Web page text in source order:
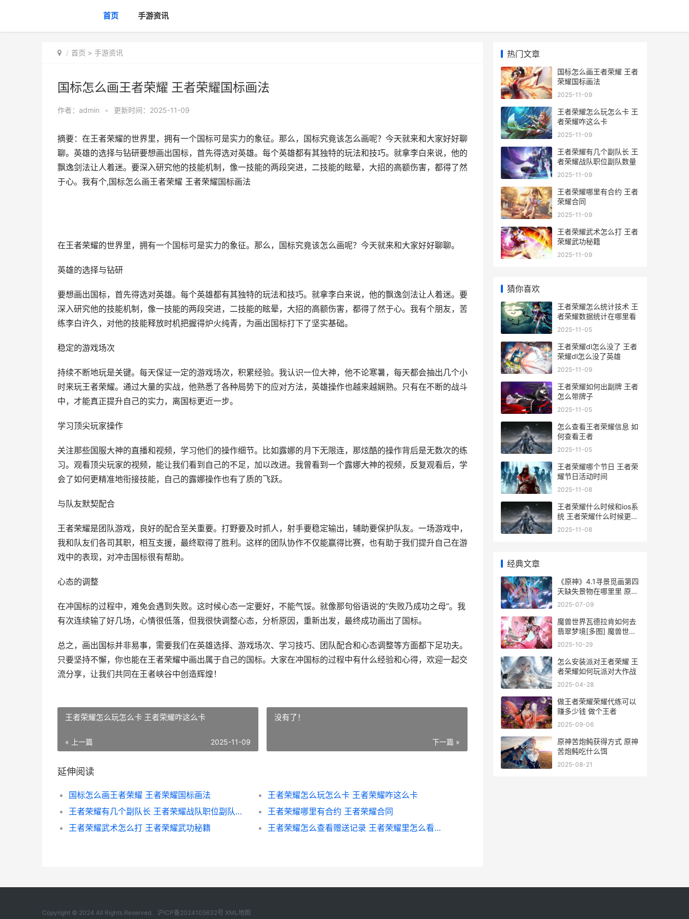
首页 手游资讯
首页 > 手游资讯
国标怎么画王者荣耀 王者荣耀国标画法
作者： admin • 更新时间：2025-11-09
摘要：在王者荣耀的世界里，拥有一个国标可是实力的象征。那么，国标究竟该怎么画呢？今天就来和大家好好聊
聊。英雄的选择与钻研要想画出国标，首先得选对英雄。每个英雄都有其独特的玩法和技巧。就拿李白来说，他的
飘逸剑法让人着迷。要深入研究他的技能机制，像一技能的两段突进，二技能的眩晕，大招的高额伤害，都得了然
于心。我有个,国标怎么画王者荣耀 王者荣耀国标画法
在王者荣耀的世界里，拥有一个国标可是实力的象征。那么，国标究竟该怎么画呢？今天就来和大家好好聊聊。
英雄的选择与钻研
要想画出国标，首先得选对英雄。每个英雄都有其独特的玩法和技巧。就拿李白来说，他的飘逸剑法让人着迷。要
深入研究他的技能机制，像一技能的两段突进，二技能的眩晕，大招的高额伤害，都得了然于心。我有个朋友，苦
练李白许久，对他的技能释放时机把握得炉火纯青，为画出国标打下了坚实基础。
稳定的游戏场次
持续不断地玩是关键。每天保证一定的游戏场次，积累经验。我认识一位大神，他不论寒暑，每天都会抽出几个小
时来玩王者荣耀。通过大量的实战，他熟悉了各种局势下的应对方法，英雄操作也越来越娴熟。只有在不断的战斗
中，才能真正提升自己的实力，离国标更近一步。
学习顶尖玩家操作
关注那些国服大神的直播和视频，学习他们的操作细节。比如露娜的月下无限连，那炫酷的操作背后是无数次的练
习。观看顶尖玩家的视频，能让我们看到自己的不足，加以改进。我曾看到一个露娜大神的视频，反复观看后，学
会了如何更精准地衔接技能，自己的露娜操作也有了质的飞跃。
与队友默契配合
王者荣耀是团队游戏，良好的配合至关重要。打野要及时抓人，射手要稳定输出，辅助要保护队友。一场游戏中，
我和队友们各司其职，相互支援，最终取得了胜利。这样的团队协作不仅能赢得比赛，也有助于我们提升自己在游
戏中的表现，对冲击国标很有帮助。
心态的调整
在冲国标的过程中，难免会遇到失败。这时候心态一定要好，不能气馁。就像那句俗语说的“失败乃成功之母”。我
有次连续输了好几场，心情很低落，但我很快调整心态，分析原因，重新出发，最终成功画出了国标。
总之，画出国标并非易事，需要我们在英雄选择、游戏场次、学习技巧、团队配合和心态调整等方面都下足功夫。
只要坚持不懈，你也能在王者荣耀中画出属于自己的国标。大家在冲国标的过程中有什么经验和心得，欢迎一起交
流分享，让我们共同在王者峡谷中创造辉煌！
王者荣耀怎么玩怎么卡 王者荣耀咋这么卡
« 上一篇 2025-11-09
没有了！
下一篇 »
延伸阅读
国标怎么画王者荣耀 王者荣耀国标画法
王者荣耀怎么玩怎么卡 王者荣耀咋这么卡
王者荣耀有几个副队长 王者荣耀战队职位副队数量
王者荣耀哪里有合约 王者荣耀合同
王者荣耀武术怎么打 王者荣耀武功秘籍
王者荣耀怎么查看赠送记录 王者荣耀里怎么看赠送记录
热门文章
国标怎么画王者荣耀 王者
荣耀国标画法
2025-11-09
王者荣耀怎么玩怎么卡 王
者荣耀咋这么卡
2025-11-09
王者荣耀有几个副队长 王
者荣耀战队职位副队数量
2025-11-09
王者荣耀哪里有合约 王者
荣耀合同
2025-11-09
王者荣耀武术怎么打 王者
荣耀武功秘籍
2025-11-09
猜你喜欢
王者荣耀怎么统计技术 王
者荣耀数据统计在哪里看
2025-11-05
王者荣耀dl怎么没了 王者
荣耀dl怎么没了英雄
2025-11-09
王者荣耀如何出副牌 王者
怎么带牌子
2025-11-05
怎么查看王者荣耀信息 如
何查看王者
2025-11-05
王者荣耀哪个节日 王者荣
耀节日活动时间
2025-11-08
王者荣耀什么时候和ios系
统 王者荣耀什么时候更新
好苹果
2025-11-08
经典文章
《原神》4.1寻景觅画第四
天缺失景物在哪里里 原神
寻华景画
2025-07-09
魔兽世界瓦德拉肯如何去
翡翠梦境[多图] 魔兽世界
瓦德拉肯在哪
2025-10-29
怎么安装派对王者荣耀 王
者荣耀如何玩派对大作战
2025-04-28
做王者荣耀荣耀代练可以
赚多少钱 做个王者
2025-09-06
原神苦炮鲀获得方式 原神
苦炮鲀吃什么饵
2025-08-21
Copyright © 2024 All Rights Reserved. 沪ICP备2024105632号 XML地图